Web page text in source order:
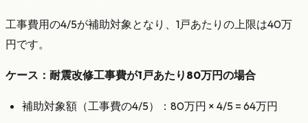
工事費用の4/5が補助対象となり、1戸あたりの上限は40万
円です。
ケース：耐震改修工事費が1戸あたり80万円の場合
補助対象額（工事費の4/5）：80万円 × 4/5 = 64万円